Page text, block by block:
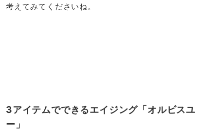
考えてみてくださいね。
3アイテムでできるエイジング「オルビスユ
ー」